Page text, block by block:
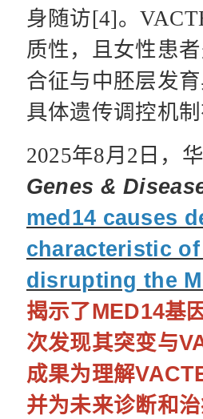
身随访[4]。
质性，且女性患
合征与中胚层发
具体遗传调控机
2025年8月2日，
Genes &
med14 causes
characteristic
disrupting the
揭示了MED14基
次发现其突变与
成果为理解
并为未来诊断和